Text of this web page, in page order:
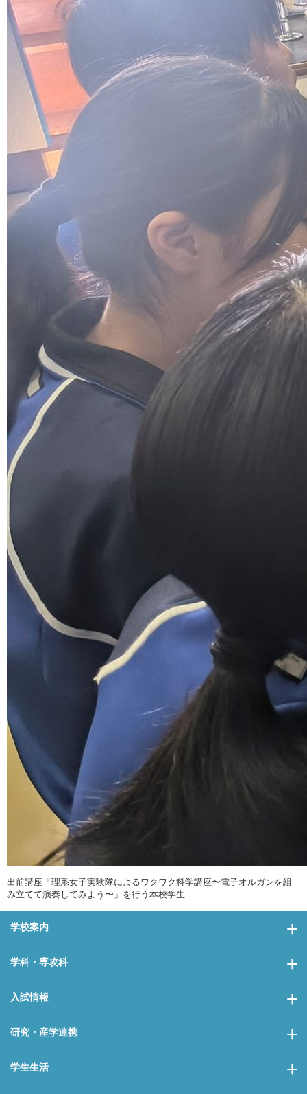
出前講座「理系女子実験隊によるワクワク科学講座〜電子オルガンを組
み立てて演奏してみよう〜」を行う本校学生
学校案内
学科・専攻科
入試情報
研究・産学連携
学生生活